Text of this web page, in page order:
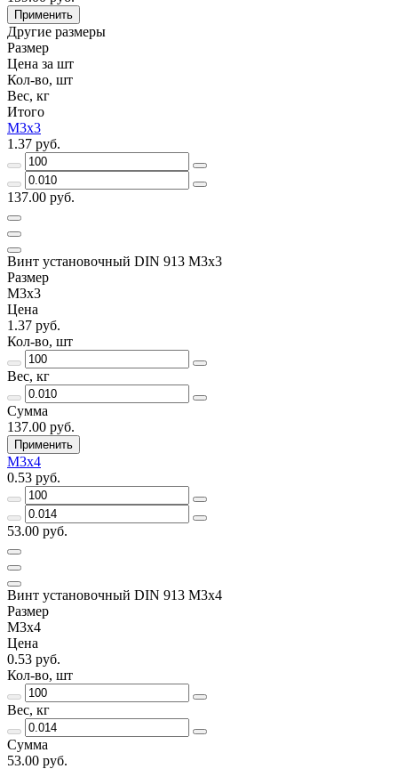
Применить
Другие размеры
Размер
Цена за шт
Кол-во, шт
Вес, кг
Итого
М3х3
1.37 руб.
137.00 руб.
Винт установочный DIN 913 М3х3
Размер
М3х3
Цена
1.37 руб.
Кол-во, шт
Вес, кг
Сумма
137.00 руб.
Применить
М3х4
0.53 руб.
53.00 руб.
Винт установочный DIN 913 М3х4
Размер
М3х4
Цена
0.53 руб.
Кол-во, шт
Вес, кг
Сумма
53.00 руб.